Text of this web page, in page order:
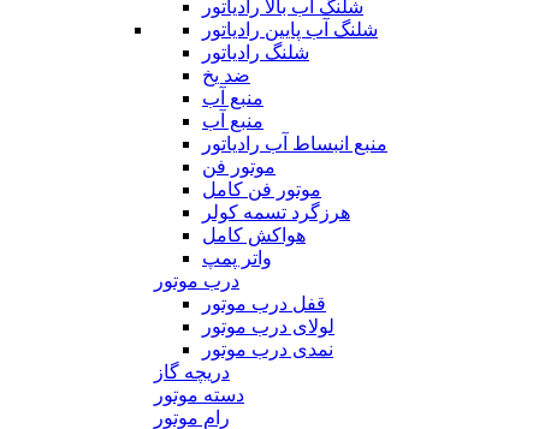
شلنگ آب بالا رادیاتور
شلنگ آب پایین رادیاتور
شلنگ رادیاتور
ضد یخ
منبع آب
منبع آب
منبع انبساط آب رادیاتور
موتور فن
موتور فن کامل
هرزگرد تسمه کولر
هواکش کامل
واتر پمپ
درب موتور
قفل درب موتور
لولای درب موتور
نمدی درب موتور
دریچه گاز
دسته موتور
رام موتور